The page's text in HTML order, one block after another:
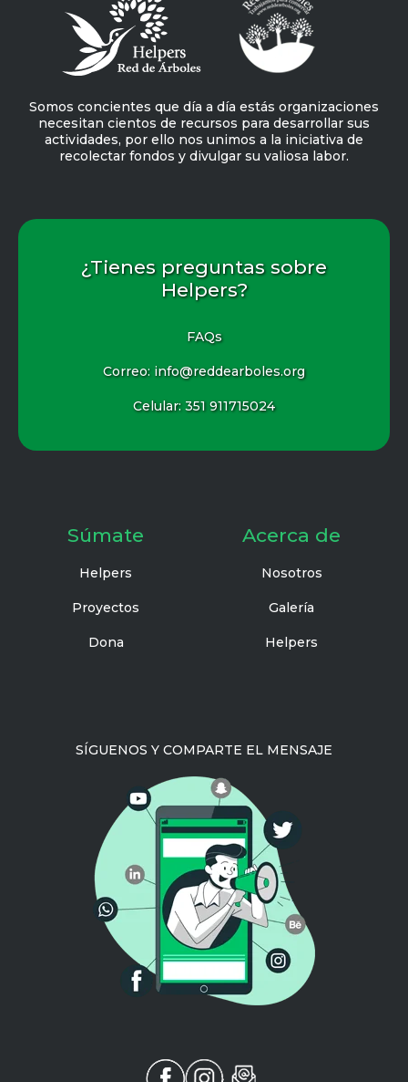
Somos concientes que día a día estás organizaciones
necesitan cientos de recursos para desarrollar sus
actividades, por ello nos unimos a la iniciativa de
recolectar fondos y divulgar su valiosa labor.
¿Tienes preguntas sobre
Helpers?
FAQs
Correo: info@reddearboles.org
Celular: 351 911715024
Súmate
Helpers
Proyectos
Dona
Acerca de
Nosotros
Galería
Helpers
SÍGUENOS Y COMPARTE EL MENSAJE